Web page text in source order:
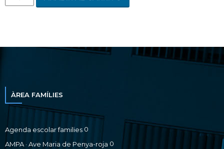
ÀREA FAMÍLIES
Agenda escolar families 0
AMPA · Ave Maria de Penya-roja 0